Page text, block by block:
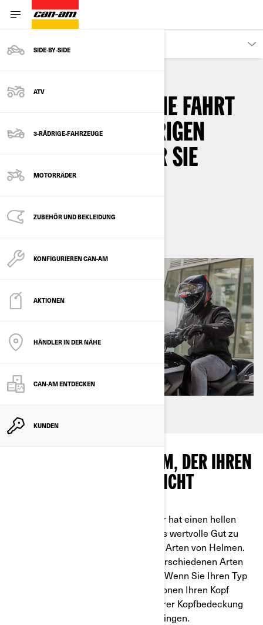
SIDE‑BY‑SIDE
ATV
3-RÄDRIGE-FAHRZEUGE
MOTORRÄDER
ZUBEHÖR UND BEKLEIDUNG
KONFIGURIEREN CAN-AM
AKTIONEN
HÄNDLER IN DER NÄHE
CAN-AM ENTDECKEN
KUNDEN
WÄHLEN SIE FÜR DIE FAHRT
MIT IHREM 3-RÄDRIGEN
FAHRZEUG DEN FÜR SIE
RICHTIGEN HELM
NachCan-Am On-Road
WÄHLEN SIE EINEN HELM, DER IHREN
BEDÜRFNISSEN ENTSPRICHT
Ein verantwortungsbewusster Fahrer hat einen hellen
Kopf auf seinen Schultern. Um dieses wertvolle Gut zu
schützen, gibt es viele verschiedene Arten von Helmen.
Hier ein kurzer Überblick über die verschiedenen Arten
von Helmen, die angeboten werden. Wenn Sie Ihren Typ
finden, können Sie sowohl bei Kollisionen Ihren Kopf
schützen als auch durch die Wahl Ihrer Kopfbedeckung
Ihre Persönlichkeit zum Ausdruck bringen.